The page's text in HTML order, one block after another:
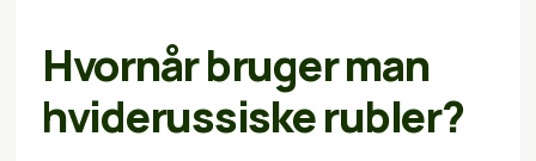
Hvornår bruger man
hviderussiske rubler?